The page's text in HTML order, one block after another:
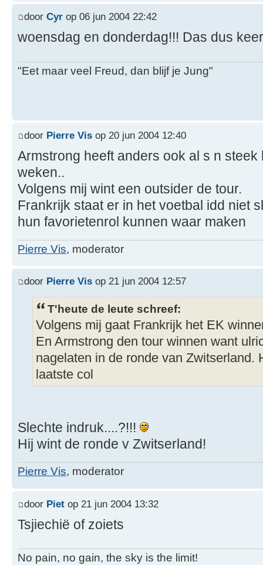
door Cyr op 06 jun 2004 22:42
woensdag en donderdag!!! Das dus
"Eet maar veel Freud, dan blijf je Jung"
door Pierre Vis op 20 jun 2004 12:40
Armstrong heeft anders ook al s n
weken..
Volgens mij wint een outsider de tour.
Frankrijk staat er in het voetbal idd niet
hun favorietenrol kunnen waar maken
Pierre Vis, moderator
door Pierre Vis op 21 jun 2004 12:57
T'heute de leute schreef:
Volgens mij gaat Frankrijk het EK
En Armstrong den tour winnen want
nagelaten in de ronde van Zwitserland.
laatste col
Slechte indruk....?!!!
Hij wint de ronde v Zwitserland!
Pierre Vis, moderator
door Piet op 21 jun 2004 13:32
Tsjiechië of zoiets
No pain, no gain, the sky is the limit!